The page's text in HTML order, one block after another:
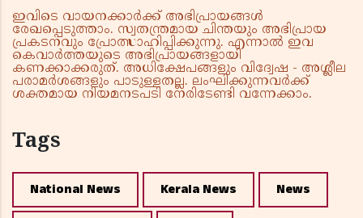
ഇവിടെ വായനക്കാർക്ക് അഭിപ്രായങ്ങൾ
രേഖപ്പെടുത്താം. സ്വതന്ത്രമായ ചിന്തയും അഭിപ്രായ
പ്രകടനവും പ്രോത്സാഹിപ്പിക്കുന്നു. എന്നാൽ ഇവ
കെവാർത്തയുടെ അഭിപ്രായങ്ങളായി
കണക്കാക്കരുത്. അധിക്ഷേപങ്ങളും വിദ്വേഷ - അശ്ലീല
പരാമർശങ്ങളും പാടുള്ളതല്ല. ലംഘിക്കുന്നവർക്ക്
ശക്തമായ നിയമനടപടി നേരിടേണ്ടി വന്നേക്കാം.
Tags
National News Kerala News News